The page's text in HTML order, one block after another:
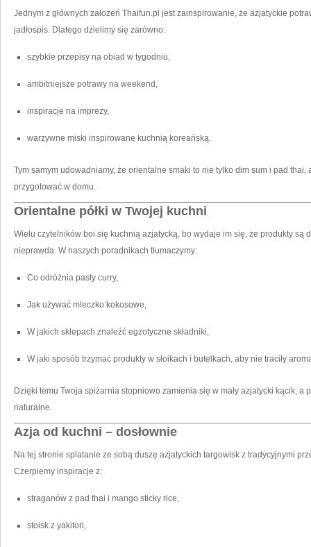
Jednym z głównych założeń Thaifun.pl jest zainspirowanie, że azjatyckie
jadłospis. Dlatego dzielimy się zarówno:
szybkie przepisy na obiad w tygodniu,
ambitniejsze potrawy na weekend,
inspiracje na imprezy,
warzywne miski inspirowane kuchnią koreańską.
Tym samym udowadniamy, że orientalne smaki to nie tylko dim sum i pad
przygotować w domu.
Orientalne półki w Twojej kuchni
Wielu czytelników boi się kuchnią azjatycką, bo wydaje im się, że produkty są
nieprawda. W naszych poradnikach tłumaczymy:
Co odróżnia pasty curry,
Jak używać mleczko kokosowe,
W jakich sklepach znaleźć egzotyczne składniki,
W jaki sposób trzymać produkty w słoikach i butelkach, aby nie traciły
Dzięki temu Twoja spiżarnia stopniowo zamienia się w mały azjatycki kącik,
naturalne.
Azja od kuchni – dosłownie
Na tej stronie splatanie ze sobą duszę azjatyckich targowisk z tradycyjnymi
Czerpiemy inspiracje z:
straganów z pad thai i mango sticky rice,
stoisk z yakitori,